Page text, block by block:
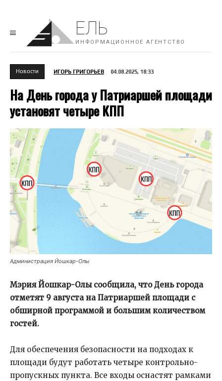
ЕЛЬ
ИНФОРМАЦИОННОЕ АГЕНТСТВО
Новости ИГОРЬ ГРИГОРЬЕВ 04.08.2025, 18:33
На День города у Патриаршей площади
установят четыре КПП
Администрация Йошкар-Олы
Мэрия Йошкар-Олы сообщила, что День города
отметят 9 августа на Патриаршей площади с
обширной программой и большим количеством
гостей.
Для обеспечения безопасности на подходах к
площади будут работать четыре контрольно-
пропускных пункта. Все входы оснастят рамками